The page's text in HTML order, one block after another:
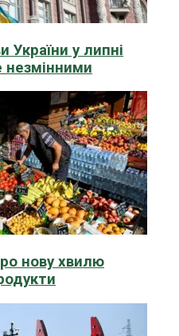
України у липні
нову хвилю